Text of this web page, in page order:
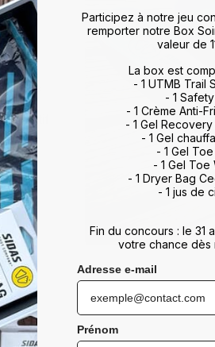
un
sportif
Participez à notre jeu
remporter notre Box
valeur de
La box est
- 1 UTMB Trail
- 1
- 1 Crème Anti-
- 1 Gel
- 1 Gel
- 1 Gel
- 1 Gel Toe
- 1 Dryer Bag
- 1 jus de
Fin du concours : le 31
votre chance dès
Adresse e-mail
Prénom